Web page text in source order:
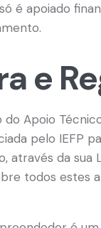
é apoiado
e
Apoio
pelo IEFP
através da
todos estes